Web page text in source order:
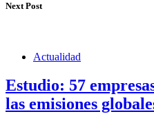
Next Post
Actualidad
Estudio: 57
las emisiones